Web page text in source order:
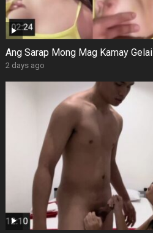
Ang Sarap Mong Mag Kamay Gelai
2 days ago